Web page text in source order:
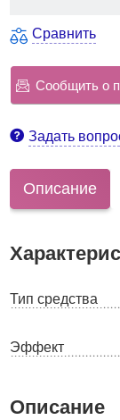
Сравнить
Сообщить о
Задать
Описание
Тип средства
Эффект
Описание